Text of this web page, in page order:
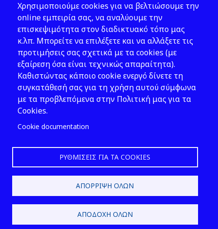
Νομοθεσία
Εκδόσεις
Νέα - Εκδηλώσεις
Ακολουθήστε μας
Χρησιμοποιούμε cookies για να βελτιώσουμε την
online εμπειρία σας, να αναλύουμε την
επισκεψιμότητα στον διαδικτυακό τόπο μας
κ.λπ. Μπορείτε να επιλέξετε και να αλλάξετε τις
προτιμήσεις σας σχετικά με τα cookies (με
εξαίρεση όσα είναι τεχνικώς απαραίτητα).
Καθιστώντας κάποιο cookie ενεργό δίνετε τη
συγκατάθεσή σας για τη χρήση αυτού σύμφωνα
με τα προβλεπόμενα στην Πολιτική μας για τα
Cookies.
Cookie documentation
ΡΥΘΜΊΣΕΙΣ ΓΙΑ ΤΑ COOKIES
ΑΠΌΡΡΙΨΗ ΌΛΩΝ
ΑΠΟΔΟΧΉ ΌΛΩΝ
2026 © ΕΛ.ΙΝ.Υ.Α.Ε.
Design & Development by